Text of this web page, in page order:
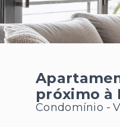
próximo à
Condomínio -